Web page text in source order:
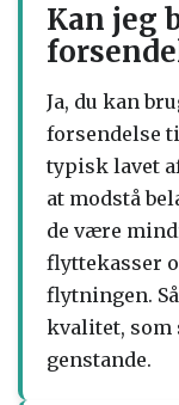
Kan jeg
Ja, du kan
forsendelse
typisk lavet
at modstå
de være
flyttekasser
flytningen.
kvalitet, som
genstande.